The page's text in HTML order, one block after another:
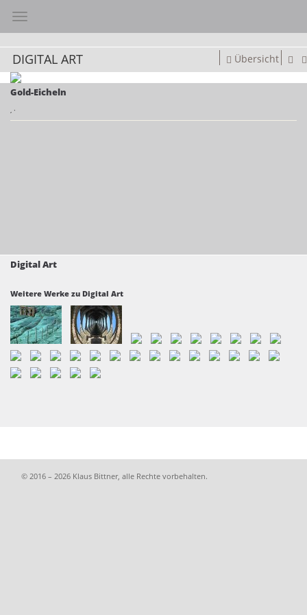
Toggle navigation
DIGITAL ART Übersicht
Gold-Eicheln
, ·
Digital Art
Weitere Werke zu Digital Art
© 2016 – 2026 Klaus Bittner, alle Rechte vorbehalten.